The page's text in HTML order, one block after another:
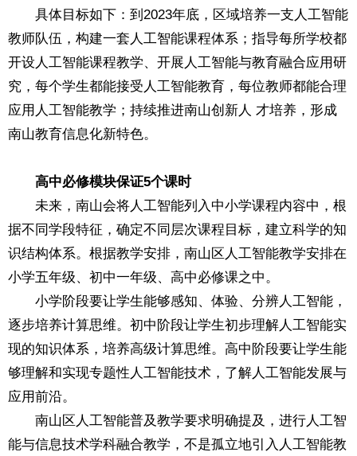
具体目标如下：到2023年底，区域培养一支人工智能
教师队伍，构建一套人工智能课程体系；指导每所学校都
开设人工智能课程教学、开展人工智能与教育融合应用研
究，每个学生都能接受人工智能教育，每位教师都能合理
应用人工智能教学；持续推进南山创新人 才培养，形成
南山教育信息化新特色。
高中必修模块保证5个课时
未来，南山会将人工智能列入中小学课程内容中，根
据不同学段特征，确定不同层次课程目标，建立科学的知
识结构体系。根据教学安排，南山区人工智能教学安排在
小学五年级、初中一年级、高中必修课之中。
小学阶段要让学生能够感知、体验、分辨人工智能，
逐步培养计算思维。初中阶段让学生初步理解人工智能实
现的知识体系，培养高级计算思维。高中阶段要让学生能
够理解和实现专题性人工智能技术，了解人工智能发展与
应用前沿。
南山区人工智能普及教学要求明确提及，进行人工智
能与信息技术学科融合教学，不是孤立地引入人工智能教